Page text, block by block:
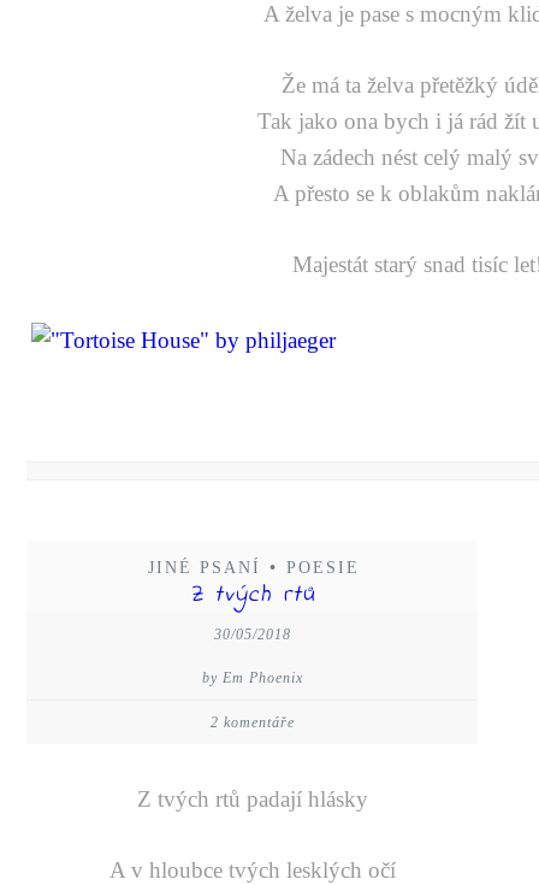
A želva je pase s mocným
Že má ta želva přetěžký
Tak jako ona bych i já rád žít
Na zádech nést celý malý
A přesto se k oblakům
Majestát starý snad tisíc
JINÉ PSANÍ • POESIE
Z tvých rtů
30/05/2018
by Em Phoenix
2 komentáře
Z tvých rtů padají hlásky
A v hloubce tvých lesklých očí